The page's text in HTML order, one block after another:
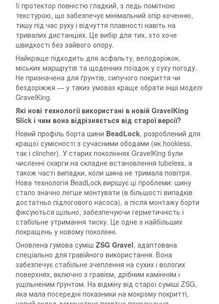
Її протектор повністю гладкий, з ледь помітною
текстурою, що забезпечує мінімальний опір коченню,
тишу під час руху і відчуття плавності навіть на
тривалих дистанціях. Це вибір для тих, хто хоче
швидкості без зайвого опору.
Найкраще підходить для асфальту, велодоріжок,
міських маршрутів та щоденних поїздок у суху погоду.
Не призначена для ґрунтів, сипучого покриття чи
бездоріжжя — у таких умовах краще обрати інші моделі
GravelKing.
Які нові технології використані в новій GravelKing
Slick і чим вона відрізняється від старої версії?
Новий профіль борта шини BeadLock, розроблений для
кращої сумісності з сучасними ободами (як hookless,
так і clincher). У старих поколіннях GravelKing були
численні скарги на складне встановлення tubeless, а
також часті випадки, коли шина не тримала повітря.
Нова технологія BeadLock вирішує ці проблеми: шину
стало значно легше монтувати (в більшості випадків
достатньо підлогового насоса), а після монтажу борти
фіксуються щільно, забезпечуючи герметичність і
стабільне утримання тиску. Це одне з найбільших
покращень у новому поколінні.
Оновлена гумова суміш ZSG Gravel, адаптована
спеціально для гравійного використання. Вона
забезпечує стабільне зчеплення на сухих і вологих
поверхнях, включно з гравієм, дрібним камінням і
ущільненим ґрунтом. На відміну від старої суміші ZSG,
яка мала посередні показники на мокрому покритті,